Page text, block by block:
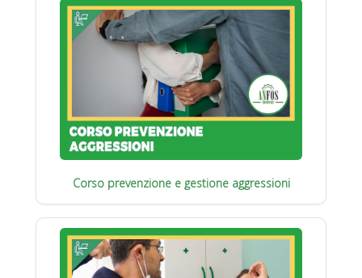
Corso prevenzione e gestione aggressioni